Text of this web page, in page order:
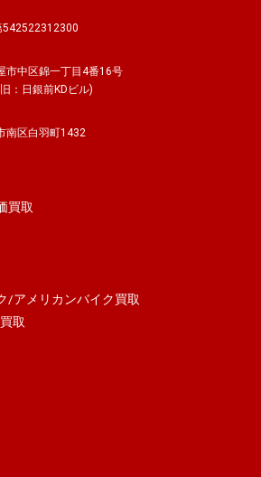
中区錦一丁目4番16号
：日銀前KDビル)
区白羽町1432
買取
/アメリカンバイク買取
取